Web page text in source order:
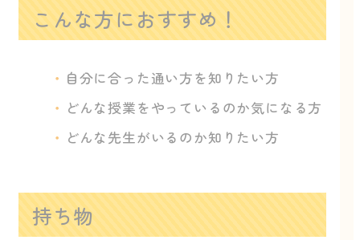
こんな方におすすめ！
自分に合った通い方を知りたい方
どんな授業をやっているのか気になる方
どんな先生がいるのか知りたい方
持ち物